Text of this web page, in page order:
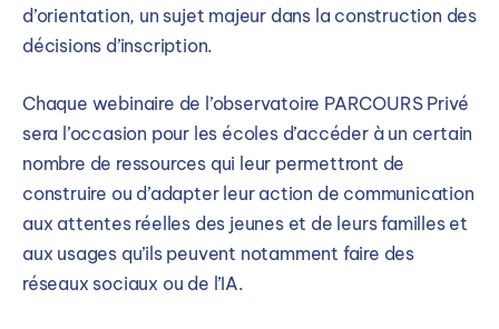
d’orientation, un sujet majeur dans la construction des
décisions d’inscription.
Chaque webinaire de l’observatoire PARCOURS Privé
sera l’occasion pour les écoles d’accéder à un certain
nombre de ressources qui leur permettront de
construire ou d’adapter leur action de communication
aux attentes réelles des jeunes et de leurs familles et
aux usages qu’ils peuvent notamment faire des
réseaux sociaux ou de l’IA.